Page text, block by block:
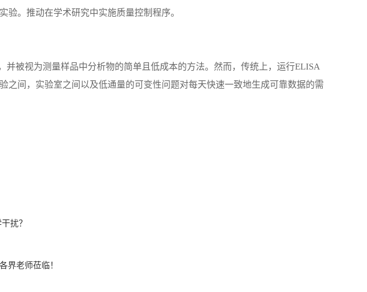
验。推动在学术研究中实施质量控制程序。
被视为测量样品中分析物的简单且低成本的方法。然而，传统上，运行ELISA
之间，实验室之间以及低通量的可变性问题对每天快速一致地生成可靠数据的需
扰？
界老师莅临！